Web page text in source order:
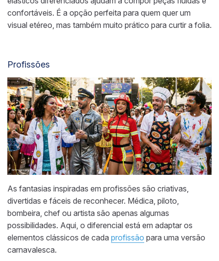
confortáveis. É a opção perfeita para quem quer um
visual etéreo, mas também muito prático para curtir a folia.
Profissões
As fantasias inspiradas em profissões são criativas,
divertidas e fáceis de reconhecer. Médica, piloto,
bombeira, chef ou artista são apenas algumas
possibilidades. Aqui, o diferencial está em adaptar os
elementos clássicos de cada profissão para uma versão
carnavalesca.